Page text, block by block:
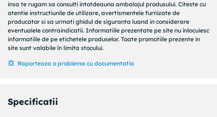
insa te rugam sa consulti intotdeauna ambalajul produsului. Citeste cu
atentie instructiunile de utilizare, avertismentele furnizate de
producator si sa urmati ghidul de siguranta luand in considerare
eventualele contraindicatii. Informatiile prezentate pe site nu inlocuiesc
informatiile de pe etichetele produselor. Toate promotiile prezente in
site sunt valabile în limita stocului.
Raporteaza o problema cu documentatia
Specificatii